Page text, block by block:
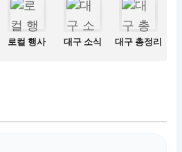
로컬 행사 대구 소식 대구 총정리